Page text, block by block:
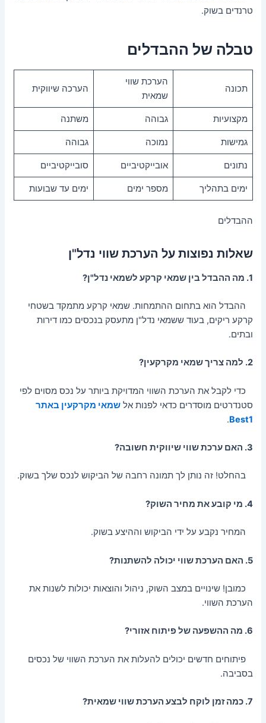
טרנדים בשוק.
טבלה של ההבדלים
תכונה
הערכת שווי
שמאית
הערכה שיווקית
מקצועיות גבוהה משתנה
גמישות נמוכה גבוהה
נתונים אובייקטיביים סובייקטיביים
ימים בתהליך מספר ימים ימים עד שבועות
ההבדלים
שאלות נפוצות על הערכת שווי נדל"ן
1. מה ההבדל בין שמאי קרקע לשמאי נדל"ן?
ההבדל הוא בתחום ההתמחות. שמאי קרקע מתמקד בשטחי
קרקע ריקים, בעוד ששמאי נדל"ן מתעסק בנכסים כמו דירות
ובתים.
2. למה צריך שמאי מקרקעין?
כדי לקבל את הערכת השווי המדויקת ביותר על נכס מסוים לפי
סטנדרטים מוסדרים כדאי לפנות אלשמאי מקרקעין באתר
Best1
.
3. האם ערכת שווי שיווקית חשובה?
בהחלט! זה נותן לך תמונה רחבה של הביקוש לנכס שלך בשוק.
4. מי קובע את מחיר השוק?
המחיר נקבע על ידי הביקוש וההיצע בשוק.
5. האם הערכת שווי יכולה להשתנות?
כמובן! שינויים במצב השוק, ניהול והוצאות יכולות לשנות את
הערכת השווי.
6. מה ההשפעה של פיתוח אזורי?
פיתוחים חדשים יכולים להעלות את הערכת השווי של נכסים
בסביבה.
7. כמה זמן לוקח לבצע הערכת שווי שמאית?